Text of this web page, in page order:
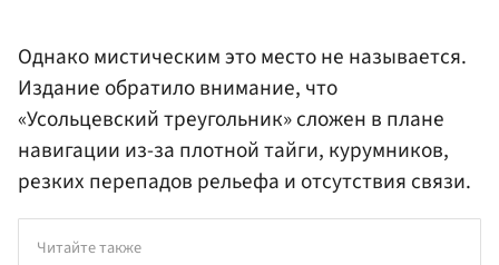
Однако мистическим это место не называется.
Издание обратило внимание, что
«Усольцевский треугольник» сложен в плане
навигации из-за плотной тайги, курумников,
резких перепадов рельефа и отсутствия связи.
Читайте также